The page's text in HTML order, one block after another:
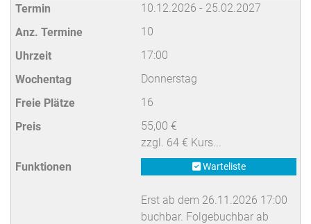
10.12.2026 - 25.02.2027
10
17:00
Donnerstag
16
55,00 €
zzgl. 64 € Kurs...
Warteliste
Erst ab dem 26.11.2026 17:00
buchbar. Folgebuchbar ab